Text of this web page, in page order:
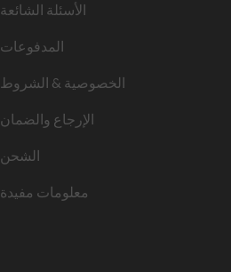
الأسئلة الشائعة
المدفوعات
الخصوصية & الشروط
الإرجاع والضمان
الشحن
معلومات مفيدة